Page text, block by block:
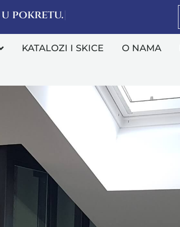
u pokretu.
KATALOZI I SKICE O NAMA